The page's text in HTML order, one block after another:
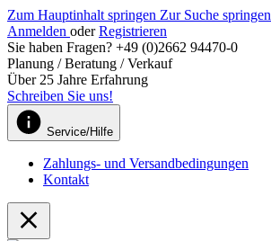
Zum Hauptinhalt springen Zur Suche springen
Anmelden oder Registrieren
Sie haben Fragen? +49 (0)2662 94470-0
Planung / Beratung / Verkauf
Über 25 Jahre Erfahrung
Schreiben Sie uns!
Service/Hilfe
Zahlungs- und Versandbedingungen
Kontakt